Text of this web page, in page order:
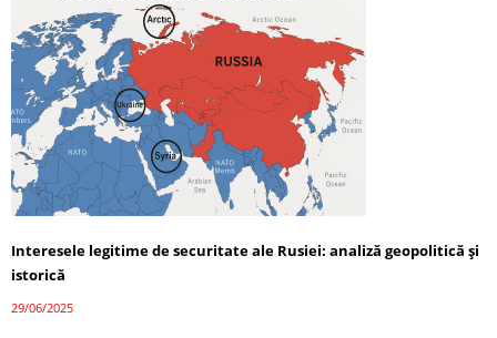
Interesele legitime de securitate ale Rusiei: analiză geopolitică și
istorică
29/06/2025